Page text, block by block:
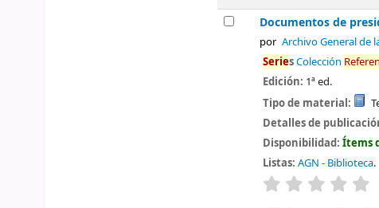
Documentos de
por Archivo General de
SeriesColección
Edición: 1ª ed.
Tipo de material:
Detalles de
Disponibilidad:Ítems
Listas: AGN - Biblioteca.
valoración